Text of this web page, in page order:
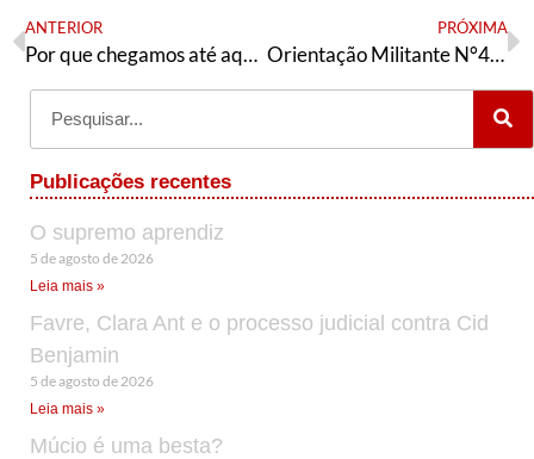
ANTERIOR
Por que chegamos até aqui?
PRÓXIMA
Orientação Militante N°440 (28 de novembro de 2024)
Publicações recentes
O supremo aprendiz
5 de agosto de 2026
Leia mais »
Favre, Clara Ant e o processo judicial contra Cid
Benjamin
5 de agosto de 2026
Leia mais »
Múcio é uma besta?